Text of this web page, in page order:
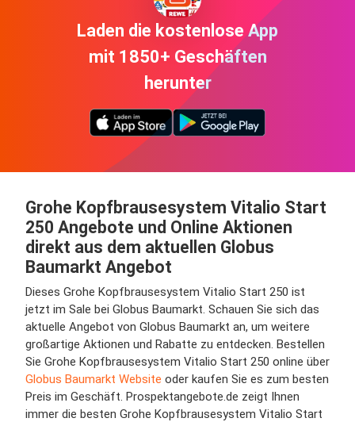
Laden die kostenlose App
mit 1850+ Geschäften
herunter
Grohe Kopfbrausesystem Vitalio Start
250 Angebote und Online Aktionen
direkt aus dem aktuellen Globus
Baumarkt Angebot
Dieses Grohe Kopfbrausesystem Vitalio Start 250 ist
jetzt im Sale bei Globus Baumarkt. Schauen Sie sich das
aktuelle Angebot von Globus Baumarkt an, um weitere
großartige Aktionen und Rabatte zu entdecken. Bestellen
Sie Grohe Kopfbrausesystem Vitalio Start 250 online über
Globus Baumarkt Website oder kaufen Sie es zum besten
Preis im Geschäft. Prospektangebote.de zeigt Ihnen
immer die besten Grohe Kopfbrausesystem Vitalio Start